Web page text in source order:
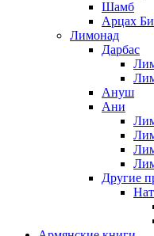
Шамб
Арцах
Лимонад
Дарбас
Ануш
Ани
Другие